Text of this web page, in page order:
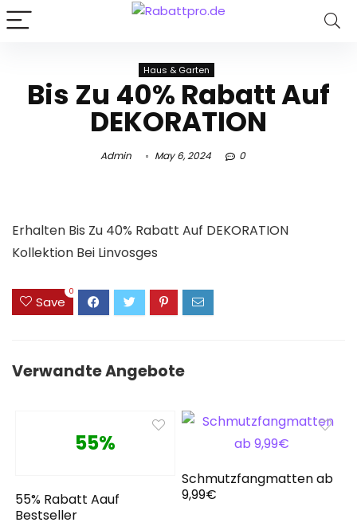
Haus & Garten
Bis Zu 40% Rabatt Auf
DEKORATION
Admin May 6, 2024 0
Erhalten Bis Zu 40% Rabatt Auf DEKORATION
Kollektion Bei Linvosges
Save
0
Verwandte Angebote
55%
55% Rabatt Aauf
Bestseller
Schmutzfangmatten ab
9,99€